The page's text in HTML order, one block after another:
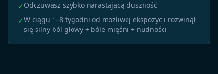
✓ Odczuwasz szybko narastającą duszność
✓W ciągu 1–8 tygodni od możliwej ekspozycji rozwinął
się silny ból głowy + bóle mięśni + nudności